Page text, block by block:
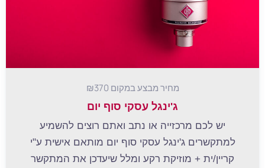
מחיר מבצע במקום ₪370
ג'ינגל עסקי סוף יום
יש לכם מרכזייה או נתב ואתם רוצים להשמיע
למתקשרים ג'ינגל עסקי סוף יום מותאם אישית ע"י
קריין/ית + מוזיקת רקע ומלל שיעדכן את המתקשר